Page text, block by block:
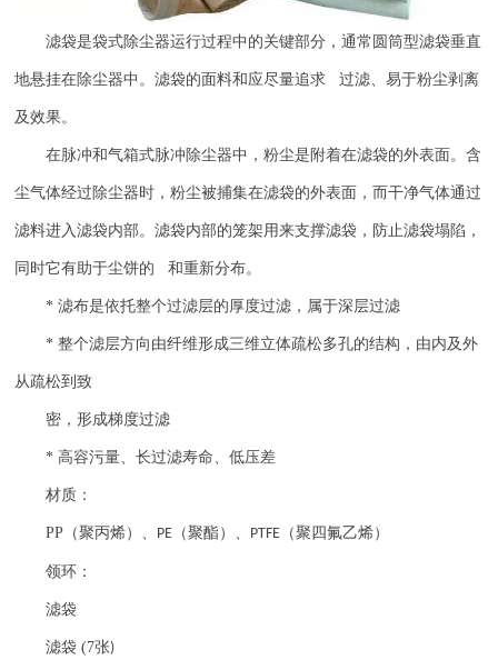
滤袋是袋式除尘器运行过程中的关键部分，通常圆筒型滤袋垂直
地悬挂在除尘器中。滤袋的面料和应尽量追求 过滤、易于粉尘剥离
及效果。
在脉冲和气箱式脉冲除尘器中，粉尘是附着在滤袋的外表面。含
尘气体经过除尘器时，粉尘被捕集在滤袋的外表面，而干净气体通过
滤料进入滤袋内部。滤袋内部的笼架用来支撑滤袋，防止滤袋塌陷，
同时它有助于尘饼的 和重新分布。
*滤布是依托整个过滤层的厚度过滤，属于深层过滤
*整个滤层方向由纤维形成三维立体疏松多孔的结构，由内及外
从疏松到致
密，形成梯度过滤
* 高容污量、长过滤寿命、低压差
材质：
PP （聚丙烯）、 PE （聚酯）、 PTFE （聚四氟乙烯）
领环：
滤袋
滤袋 (7张)